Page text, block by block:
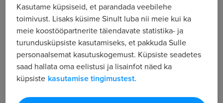
Kasutame küpsiseid, et parandada veebilehe
toimivust. Lisaks küsime Sinult luba nii meie kui ka
meie koostööpartnerite täiendavate statistika- ja
turundusküpsiste kasutamiseks, et pakkuda Sulle
personaalsemat kasutuskogemust. Küpsiste seadetes
saad hallata oma eelistusi ja lisainfot näed ka
küpsiste kasutamise tingimustest.